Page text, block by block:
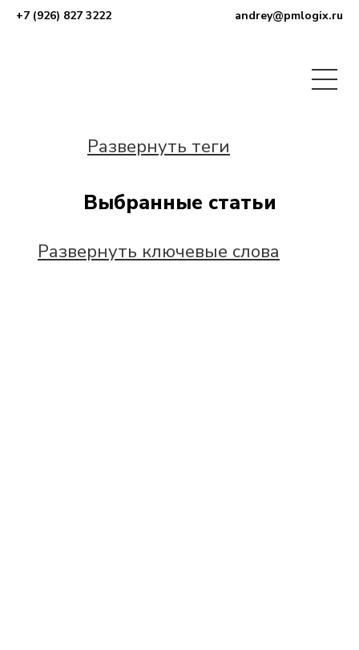
+7 (926) 827 3222 andrey@pmlogix.ru
Развернуть теги
Выбранные статьи
Развернуть ключевые слова